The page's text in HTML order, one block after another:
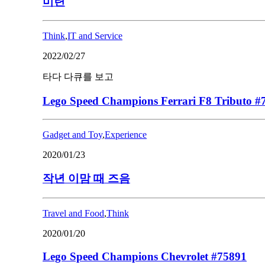
Think,IT and Service
2022/02/27
타다 다큐를 보고
Lego Speed Champions Ferrari F8 Tributo
Gadget and Toy,Experience
2020/01/23
작년 이맘 때 즈음
Travel and Food,Think
2020/01/20
Lego Speed Champions Chevrolet #75891